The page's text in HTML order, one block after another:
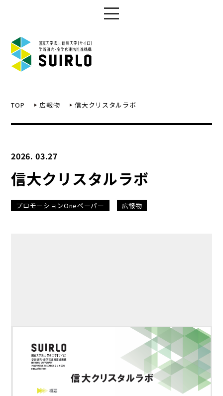
TOP 広報物 信大クリスタルラボ
2026. 03.27
信大クリスタルラボ
プロモーションOneペーパー 広報物